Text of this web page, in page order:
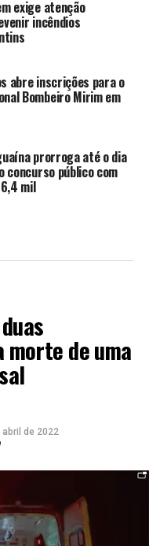
exige atenção
incêndios
abre inscrições para o
Bombeiro Mirim em
prorroga até o dia
concurso público com
mil
de uma
abril de 2022